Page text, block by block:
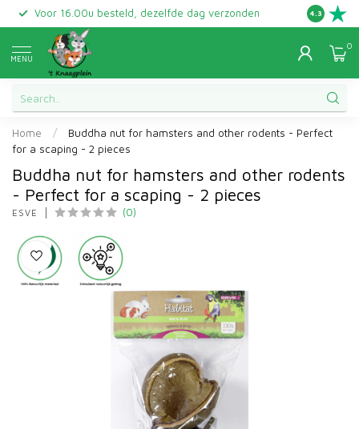
Voor 16.00u besteld, dezelfde dag verzonden Gratis
4.3
MENU
0
Home /
Buddha nut for hamsters and other rodents - Perfect
for a scaping - 2 pieces
Buddha nut for hamsters and other rodents
- Perfect for a scaping - 2 pieces
ESVE (0)